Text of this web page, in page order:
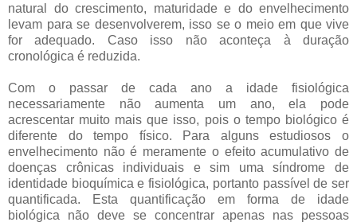
natural do crescimento, maturidade e do envelhecimento
levam para se desenvolverem, isso se o meio em que vive
for adequado. Caso isso não aconteça à duração
cronológica é reduzida.
Com o passar de cada ano a idade fisiológica
necessariamente não aumenta um ano, ela pode
acrescentar muito mais que isso, pois o tempo biológico é
diferente do tempo físico. Para alguns estudiosos o
envelhecimento não é meramente o efeito acumulativo de
doenças crônicas individuais e sim uma síndrome de
identidade bioquímica e fisiológica, portanto passível de ser
quantificada. Esta quantificação em forma de idade
biológica não deve se concentrar apenas nas pessoas